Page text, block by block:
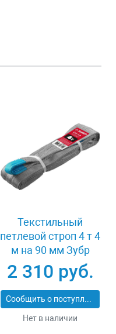
Текстильный
петлевой строп 4 т 4
м на 90 мм Зубр
43554-4-4
2 310 руб.
Сообщить о поступлении
Нет в наличии